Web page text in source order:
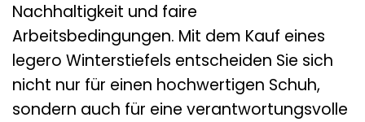
Nachhaltigkeit und faire
Arbeitsbedingungen. Mit dem Kauf eines
legero Winterstiefels entscheiden Sie sich
nicht nur für einen hochwertigen Schuh,
sondern auch für eine verantwortungsvolle